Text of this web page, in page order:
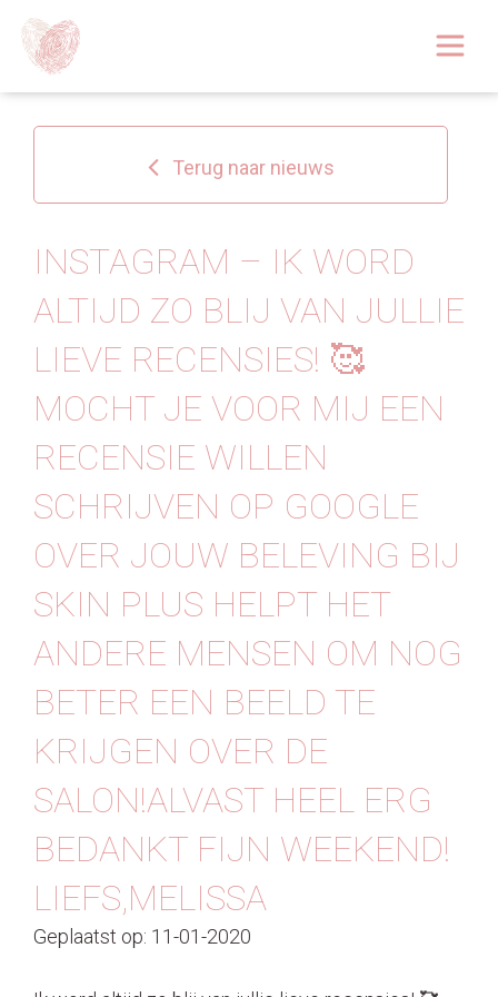
Over
Huidoplossingen
Behandelingen
Tarieven 2026
Blog
Webshop
Contact
Terug naar nieuws
INSTAGRAM – IK WORD
ALTIJD ZO BLIJ VAN JULLIE
LIEVE RECENSIES! 🥰
MOCHT JE VOOR MIJ EEN
RECENSIE WILLEN
SCHRIJVEN OP GOOGLE
OVER JOUW BELEVING BIJ
SKIN PLUS HELPT HET
ANDERE MENSEN OM NOG
BETER EEN BEELD TE
KRIJGEN OVER DE
SALON!ALVAST HEEL ERG
BEDANKT FIJN WEEKEND!
LIEFS,MELISSA
Geplaatst op: 11-01-2020